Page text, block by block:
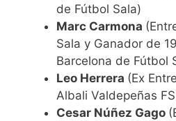
de Fútbol Sala)
Marc Carmona
Sala y Ganador de
Barcelona de Fútbol
Leo Herrera (Ex
Albali Valdepeñas
Cesar Núñez Gago